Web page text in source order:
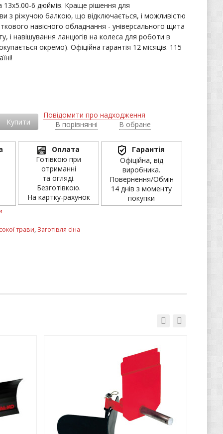
13х5.00-6 дюймів. Краще рішення для
з ріжучою балкою, що відключається, і можливістю
навісного обладнання - універсального щита
і навішування ланцюгів на колеса для роботи в
окремо). Офіційна гарантія 12 місяців. 115
Купити
Повідомити про надходження
В порівнянні
В обране
Оплата
Готівкою при
отриманні
та огляді.
Безготівкою.
На картку-рахунок
Гарантія
Офіційна, від
виробника.
Повернення/Обмін
14 днів з моменту
покупки
трави, Заготівля сіна